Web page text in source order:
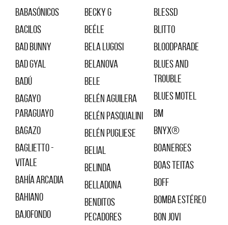
Babasónicos
Bacilos
Bad Bunny
Bad Gyal
Badú
Bagayo
Paraguayo
Bagazo
Baglietto -
Vitale
Bahía Arcadia
Bahiano
Bajofondo
Becky G
Beéle
Bela Lugosi
Belanova
Bele
Belén Aguilera
Belén Pasqualini
Belén Pugliese
Belial
Belinda
Belladona
Benditos
Pecadores
BLESSD
Blitto
Bloodparade
Blues And
Trouble
Blues Motel
BM
BNYX®️
Boanerges
Boas Teitas
Boff
Bomba Estéreo
Bon Jovi